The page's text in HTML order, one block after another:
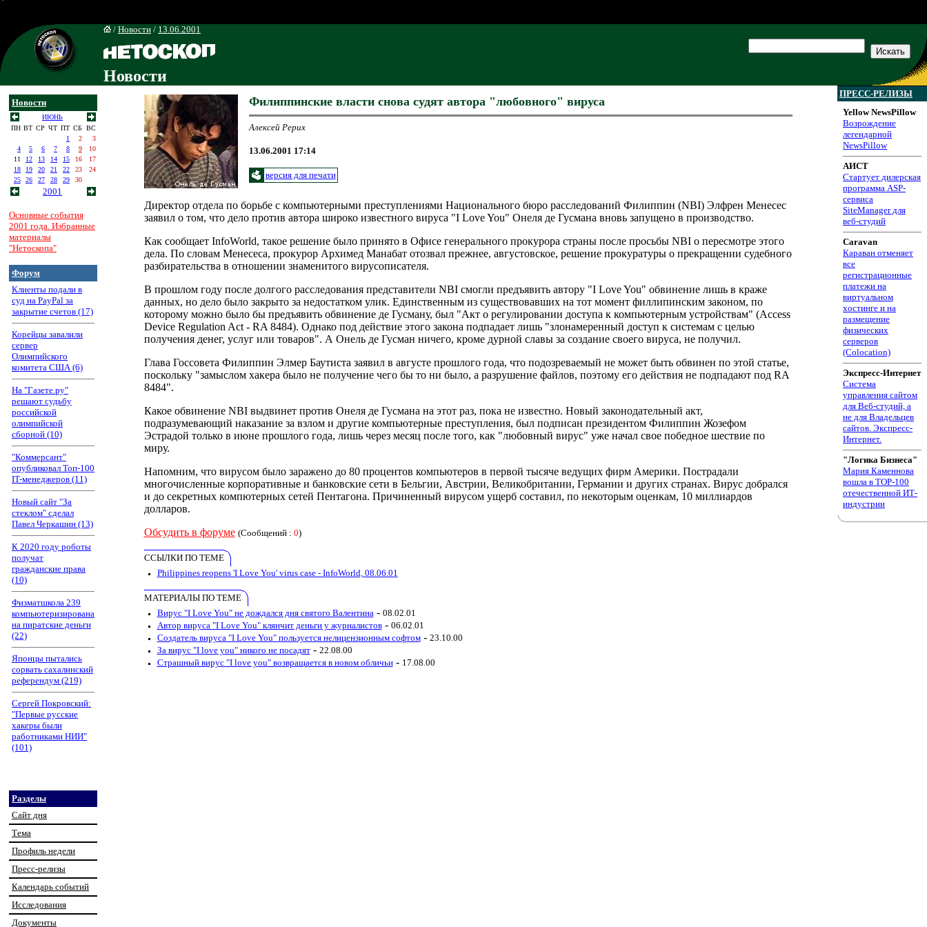
/ Новости / 13.06.2001
Новости
Новости
ИЮНЬ
ПН ВТ СР ЧТ ПТ СБ
ВС
1
2
3
4
5 6 7 8 9
10
11
12 13 14 15 16
17
18
19 20 21 22 23
24
25
26 27 28 29 30
2001
Основные события
2001 года. Избранные
материалы
"Нетоскопа"
Форум
Клиенты подали в
суд на PayPal за
закрытие счетов (17)
Корейцы завалили
сервер
Олимпийского
комитета США (6)
На "Газете.ру"
решают судьбу
российской
олимпийской
сборной (10)
"Коммерсант"
опубликовал Топ-100
IT-менеджеров (11)
Новый сайт "За
стеклом" сделал
Павел Черкашин (13)
К 2020 году роботы
получат
гражданские права
(10)
Физматшкола 239
компьютеризирована
на пиратские деньги
(22)
Японцы пытались
сорвать сахалинский
референдум (219)
Сергей Покровский:
"Первые русские
хакеры были
работниками НИИ"
(101)
Разделы
Сайт дня
Тема
Профиль недели
Пресс-релизы
Календарь событий
Исследования
Документы
Филиппинские власти снова судят автора "любовного" вируса
Алексей Рерих
13.06.2001 17:14
версия для печати
Директор отдела по борьбе с компьютерными преступлениями Национального бюро расследований Филиппин (NBI) Элфрен Менесес
заявил о том, что дело против автора широко известного вируса "I Love You" Онеля де Гусмана вновь запущено в производство.
Как сообщает InfoWorld, такое решение было принято в Офисе генерального прокурора страны после просьбы NBI о пересмотре этого
дела. По словам Менесеса, прокурор Архимед Манабат отозвал прежнее, августовское, решение прокуратуры о прекращении судебного
разбирательства в отношении знаменитого вирусописателя.
В прошлом году после долгого расследования представители NBI смогли предъявить автору "I Love You" обвинение лишь в краже
данных, но дело было закрыто за недостатком улик. Единственным из существовавших на тот момент филлипинским законом, по
которому можно было бы предъявить обвинение де Гусману, был "Акт о регулировании доступа к компьютерным устройствам" (Access
Device Regulation Act - RA 8484). Однако под действие этого закона подпадает лишь "злонамеренный доступ к системам с целью
получения денег, услуг или товаров". А Онель де Гусман ничего, кроме дурной славы за создание своего вируса, не получил.
Глава Госсовета Филиппин Элмер Баутиста заявил в августе прошлого года, что подозреваемый не может быть обвинен по этой статье,
поскольку "замыслом хакера было не получение чего бы то ни было, а разрушение файлов, поэтому его действия не подпадают под RA
8484".
Какое обвинение NBI выдвинет против Онеля де Гусмана на этот раз, пока не известно. Новый законодательный акт,
подразумевающий наказание за взлом и другие компьютерные преступления, был подписан президентом Филиппин Жозефом
Эстрадой только в июне прошлого года, лишь через месяц после того, как "любовный вирус" уже начал свое победное шествие по
миру.
Напомним, что вирусом было заражено до 80 процентов компьютеров в первой тысяче ведущих фирм Америки. Пострадали
многочисленные корпоративные и банковские сети в Бельгии, Австрии, Великобритании, Германии и других странах. Вирус добрался
и до секретных компютерных сетей Пентагона. Причиненный вирусом ущерб составил, по некоторым оценкам, 10 миллиардов
долларов.
Обсудить в форуме (Сообщений : 0)
ССЫЛКИ ПО ТЕМЕ
Philippines reopens 'I Love You' virus case - InfoWorld, 08.06.01
МАТЕРИАЛЫ ПО ТЕМЕ
Вирус "I Love You" не дождался дня святого Валентина - 08.02.01
Автор вируса "I Love You" клянчит деньги у журналистов- 06.02.01
Создатель вируса "I Love You" пользуется нелицензионным софтом- 23.10.00
За вирус "I love you" никого не посадят- 22.08.00
Страшный вирус "I love you" возвращается в новом обличьи- 17.08.00
ПРЕСС-РЕЛИЗЫ
Yellow NewsPillow
Возрождение
легендарной
NewsPillow
АИСТ
Стартует дилерская
программа ASP-
сервиса
SiteManager для
веб-студий
Caravan
Караван отменяет
все
регистрационные
платежи на
виртуальном
хостинге и на
размещение
физических
серверов
(Colocation)
Экспресс-Интернет
Система
управления сайтом
для Веб-студий, а
не для Владельцев
сайтов. Экспресс-
Интернет.
"Логика Бизнеса"
Мария Каменнова
вошла в TOP-100
отечественной ИТ-
индустрии